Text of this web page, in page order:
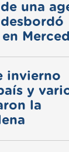
una
invierno
y
la